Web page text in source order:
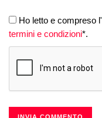
Ho letto e compreso l'
termini e condizioni*.